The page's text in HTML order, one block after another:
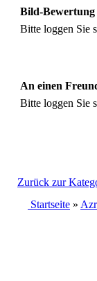
Bild-Bewertung
Bitte loggen Sie
An einen
Bitte loggen Sie
Zurück zur
Startseite »